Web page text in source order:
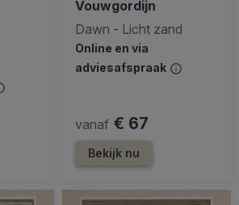
Vouwgordijn
Dawn - Licht zand
Online en via
adviesafspraak
vanaf € 67
Bekijk nu